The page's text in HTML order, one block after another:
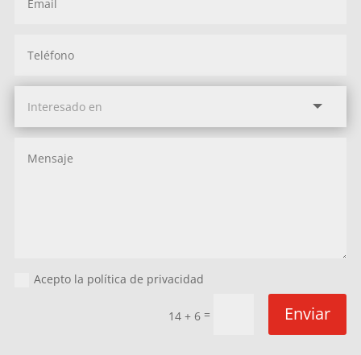
Acepto la política de privacidad
14 + 6 = Enviar